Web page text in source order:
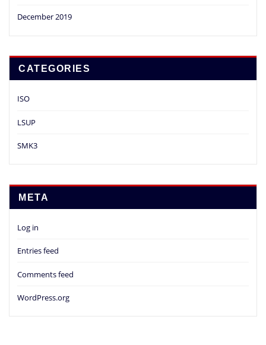
December 2019
CATEGORIES
ISO
LSUP
SMK3
META
Log in
Entries feed
Comments feed
WordPress.org